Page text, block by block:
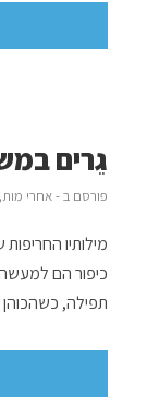
גֵרים
פורסם ב -אחרי מות,
מילותיו
כיפור הם למעשה
תפילה, כשהכוהן